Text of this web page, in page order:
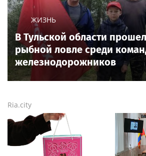
ЖИЗНЬ
В Тульской области
рыбной ловле среди
железнодорожников
Ria.city